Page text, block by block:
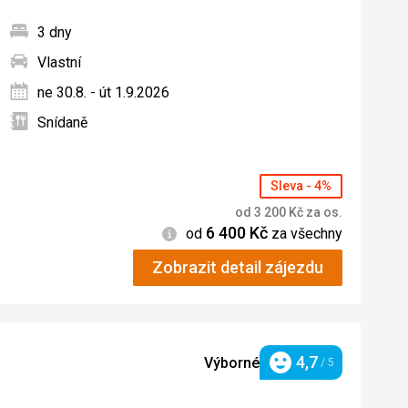
3 dny
Vlastní
ne 30.8. - út 1.9.2026
Snídaně
Sleva - 4%
od 3 200 Kč za os.
Informace
od 6 400 Kč za všechny
Zobrazit detail zájezdu
Výborné Hodnocení
4,7 / 5